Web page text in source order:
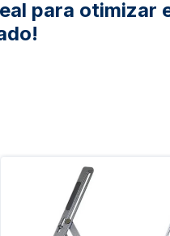
para otimizar